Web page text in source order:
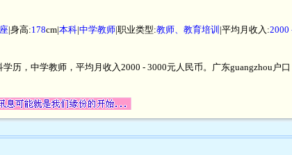
|身高:178cm|本科|中学教师|职业类型:教师、教育培训 |平均月收入:2000
历，中学教师，平均月收入2000 - 3000元人民币。广东guangzhou户